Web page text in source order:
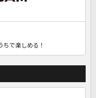
ちで楽しめる！